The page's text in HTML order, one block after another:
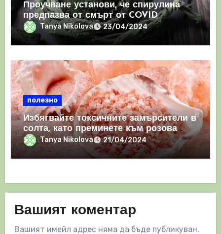
Проучване установи, че спирулина
предпазва от смърт от COVID
Tanya Nikolova 23/04/2024
полезно
Избягвайте токсичните замърсители в
солта, като преминете към розова
хималайска сол
Tanya Nikolova 21/04/2024
Вашият коментар
Вашият имейл адрес няма да бъде публикуван.